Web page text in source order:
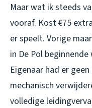
Maar wat ik steeds
vooraf. Kost €75
er speelt. Vorige
in De Pol
Eigenaar had er
mechanisch
volledige